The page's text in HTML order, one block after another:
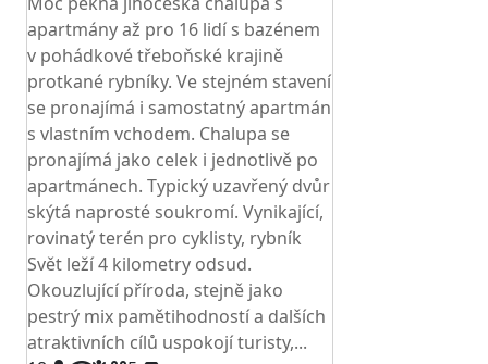
apartmány až pro 16 lidí s bazénem
v pohádkové třeboňské krajině
protkané rybníky. Ve stejném stavení
se pronajímá i samostatný apartmán
s vlastním vchodem. Chalupa se
pronajímá jako celek i jednotlivě po
apartmánech. Typický uzavřený dvůr
skýtá naprosté soukromí. Vynikající,
rovinatý terén pro cyklisty, rybník
Svět leží 4 kilometry odsud.
Okouzlující příroda, stejně jako
pestrý mix pamětihodností a dalších
atraktivních cílů uspokojí turisty,...